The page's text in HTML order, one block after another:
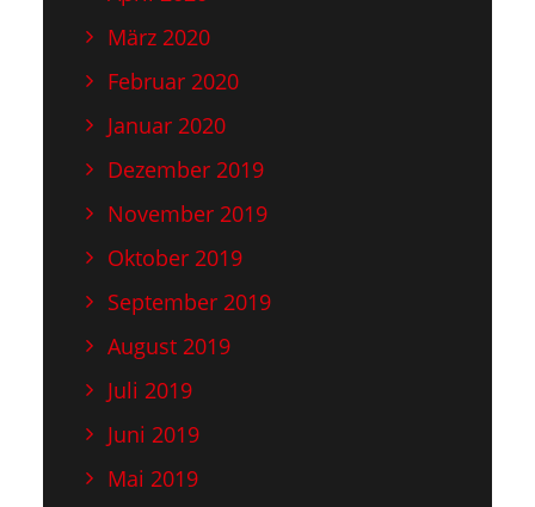
März 2020
Februar 2020
Januar 2020
Dezember 2019
November 2019
Oktober 2019
September 2019
August 2019
Juli 2019
Juni 2019
Mai 2019